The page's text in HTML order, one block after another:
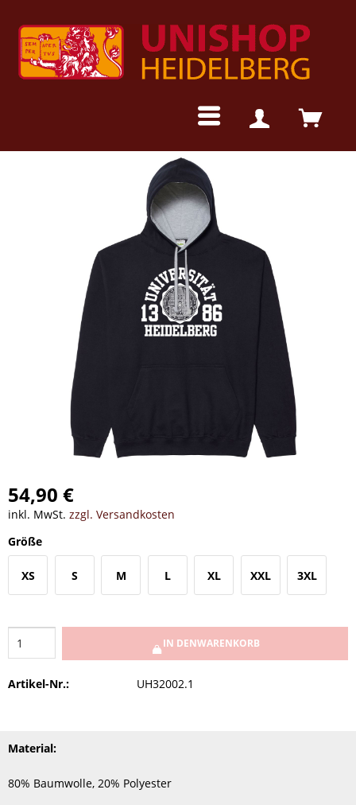
54,90 €
inkl. MwSt. zzgl. Versandkosten
Größe
XS S M L XL XXL 3XL
IN DENWARENKORB
Artikel-Nr.: UH32002.1
Material:
80% Baumwolle, 20% Polyester